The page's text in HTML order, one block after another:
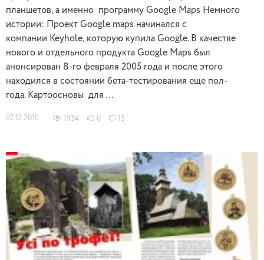
планшетов, а именно программу Google Maps Немного
истории: Проект Google maps начинался с
компании Keyhole, которую купила Google. В качестве
нового и отдельного продукта Google Maps был
анонсирован 8-го февраля 2005 года и после этого
находился в состоянии бета-тестирования еще пол-
года. Картоосновы для …
07.12.2010 1934 0 15